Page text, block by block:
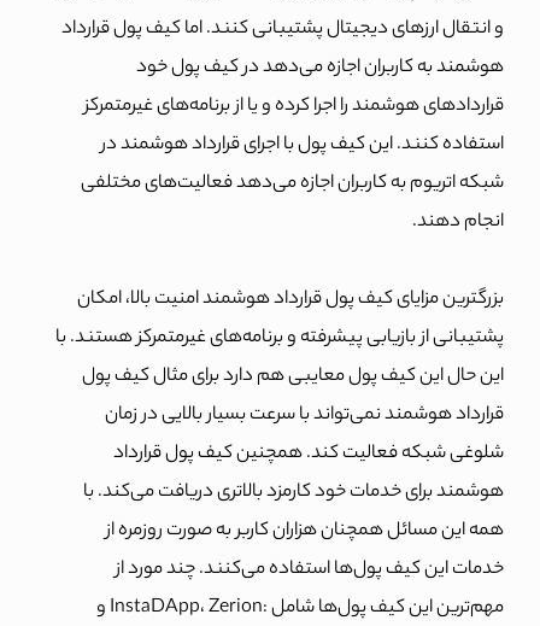
و انتقال ارزهای دیجیتال پشتیبانی کنند. اما کیف پول قرارداد
هوشمند به کاربران اجازه می‌دهد در کیف پول خود
قراردادهای هوشمند را اجرا کرده و یا از برنامه‌های غیرمتمرکز
استفاده کنند. این کیف پول با اجرای قرارداد هوشمند در
شبکه اتریوم به کاربران اجازه می‌دهد فعالیت‌های مختلفی
انجام دهند.
بزرگترین مزایای کیف پول قرارداد هوشمند امنیت بالا، امکان
پشتیبانی از بازیابی پیشرفته و برنامه‌های غیرمتمرکز هستند. با
این حال این کیف پول معایبی هم دارد برای مثال کیف پول
قرارداد هوشمند نمی‌تواند با سرعت بسیار بالایی در زمان
شلوغی شبکه فعالیت کند. همچنین کیف پول قرارداد
هوشمند برای خدمات خود کارمزد بالاتری دریافت می‌کند. با
همه این مسائل همچنان هزاران کاربر به صورت روزمره از
خدمات این کیف پول‌ها استفاده می‌کنند. چند مورد از
مهم‌ترین این کیف پول‌ها شامل :
InstaDApp، Zerion و